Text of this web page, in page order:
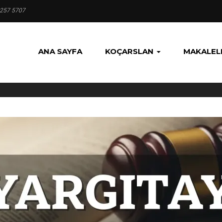
5707
ANA SAYFA KOÇARSLAN